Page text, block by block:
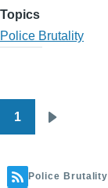
Topics
Police Brutality
Pagination
1
Police Brutality